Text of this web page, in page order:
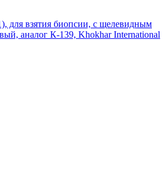
для взятия биопсии, с щелевидным
аналог К-139, Khokhar International